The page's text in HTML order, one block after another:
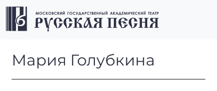
Перейти к содержимому
Перейти к футеру
Мария Голубкина
Мария Голубкина